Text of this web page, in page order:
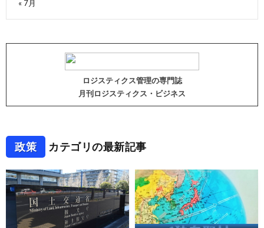
« 7月
ロジスティクス管理の専門誌
月刊ロジスティクス・ビジネス
政策 カテゴリの最新記事